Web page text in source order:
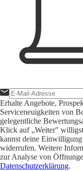
Erhalte Angebote,
Serviceneuigkeiten von
gelegentliche
Klick auf „Weiter"
kannst deine
widerrufen. Weitere
zur Analyse von
Datenschutzerklärung.